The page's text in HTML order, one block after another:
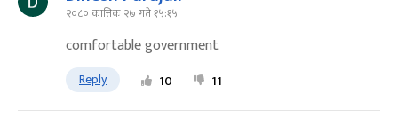
२०८० कात्तिक २७ गते १५:१५
comfortable government
Reply 10 11